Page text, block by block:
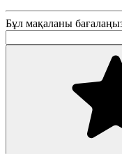
Бұл мақаланы